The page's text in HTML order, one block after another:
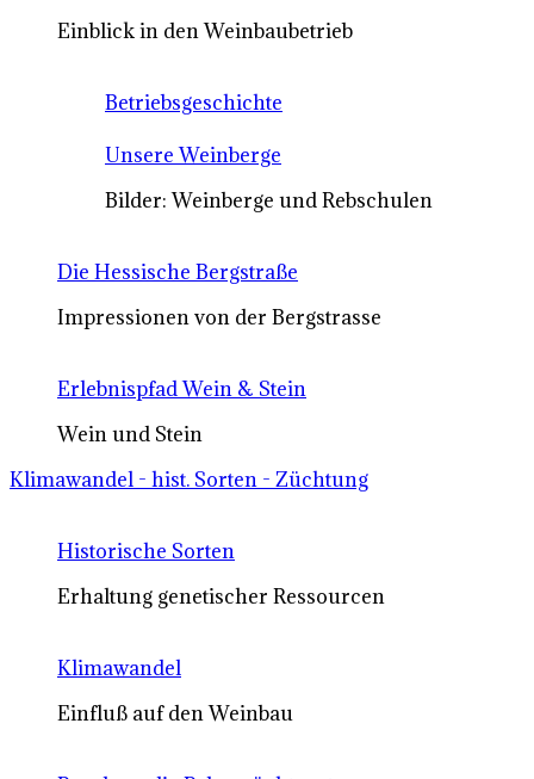
Einblick in den Weinbaubetrieb
Betriebsgeschichte
Unsere Weinberge
Bilder: Weinberge und Rebschulen
Die Hessische Bergstraße
Impressionen von der Bergstrasse
Erlebnispfad Wein & Stein
Wein und Stein
Klimawandel - hist. Sorten - Züchtung
Historische Sorten
Erhaltung genetischer Ressourcen
Klimawandel
Einfluß auf den Weinbau